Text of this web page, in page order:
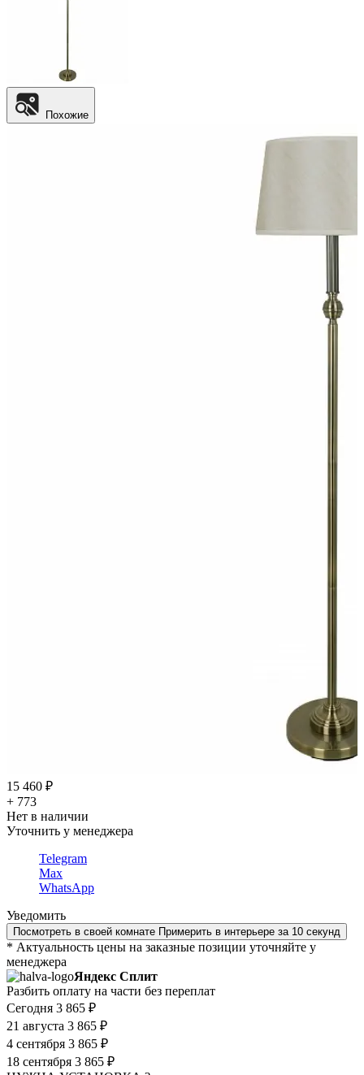
Похожие
15 460 ₽
+ 773
Нет в наличии
Уточнить у менеджера
Telegram
Max
WhatsApp
Уведомить
Посмотреть в своей комнате Примерить в интерьере за 10 секунд
* Актуальность цены на заказные позиции уточняйте у
менеджера
Яндекс Сплит
Разбить оплату на части без переплат
Сегодня 3 865 ₽
21 августа 3 865 ₽
4 сентября 3 865 ₽
18 сентября 3 865 ₽